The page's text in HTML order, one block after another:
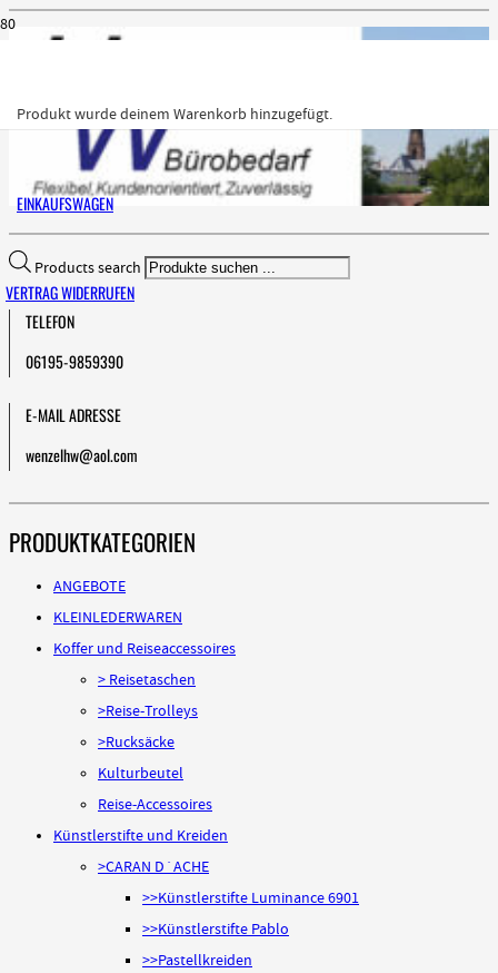
Produktwurde deinem Warenkorb hinzugefügt.
EINKAUFSWAGEN
VERTRAG WIDERRUFEN
Products search
TELEFON
06195-9859390
E-MAIL ADRESSE
wenzelhw@aol.com
PRODUKTKATEGORIEN
ANGEBOTE
KLEINLEDERWAREN
Koffer und Reiseaccessoires
> Reisetaschen
>Reise-Trolleys
>Rucksäcke
Kulturbeutel
Reise-Accessoires
Künstlerstifte und Kreiden
>CARAN D´ACHE
>>Künstlerstifte Luminance 6901
>>Künstlerstifte Pablo
>>Pastellkreiden